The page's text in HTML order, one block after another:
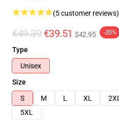
(5 customer reviews)
€49.39 €39.51 $42.95 -20%
Type
Unisex
Size
S
M L XL 2XL
5XL